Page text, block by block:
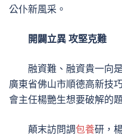
公仆新風采。
開闢立異 攻堅克難
融資難、融資貴一向
廣東省佛山市順德高新技
會主任楊艷生想要破解的
顛末訪問調包養研，